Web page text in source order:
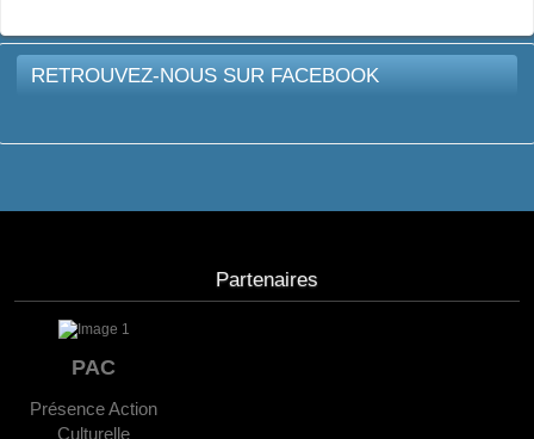
RETROUVEZ-NOUS SUR FACEBOOK
Partenaires
PAC
Présence Action
Culturelle